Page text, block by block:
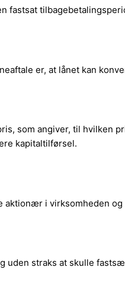
fastsat
er, at lånet kan
som angiver, til hvilken
kapitaltilførsel.
aktionær i virksomheden
uden straks at skulle